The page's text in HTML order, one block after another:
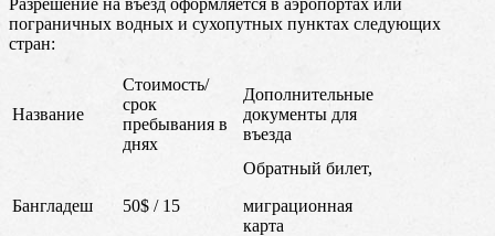
Разрешение на въезд оформляется в аэропортах или
пограничных водных и сухопутных пунктах следующих
стран:
Название
Стоимость/
срок
пребывания в
днях
Дополнительные
документы для
въезда
Бангладеш 50$ / 15
Обратный билет,
миграционная
карта